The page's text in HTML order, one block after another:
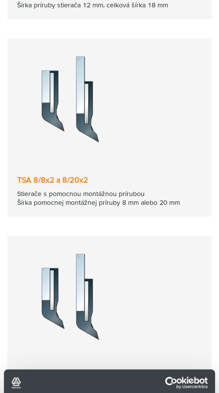
Šírka príruby stierača 12 mm, celková šírka 18 mm
TSA 8/8x2 a 8/20x2
Stierače s pomocnou montážnou prírubou
Šírka pomocnej montážnej príruby 8 mm alebo 20 mm
TSA 12/12x2 a 12/25x2
Stierače s pomocnou montážnou prírubou